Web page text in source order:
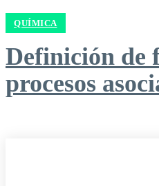
QUÍMICA
Definición de
procesos